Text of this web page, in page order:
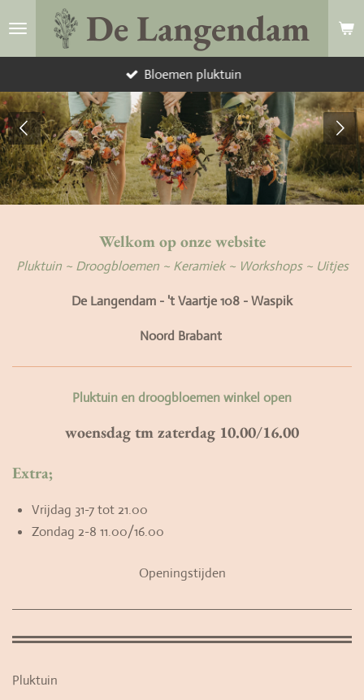
hoofdinhoud
De Langendam
Bloemen pluktuin
Welkom op onze website
Pluktuin ~ Droogbloemen ~ Keramiek ~ Workshops ~ Uitjes
De Langendam - 't Vaartje 108 - Waspik
Noord Brabant
Pluktuin en droogbloemen winkel open
woensdag tm zaterdag 10.00/16.00
Extra;
Vrijdag 31-7 tot 21.00
Zondag 2-8 11.00/16.00
Openingstijden
Pluktuin